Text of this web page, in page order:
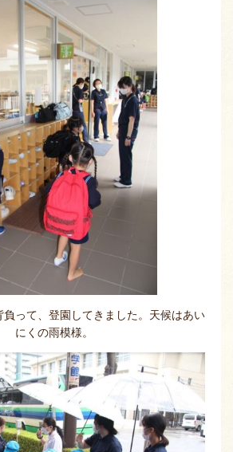
って、登園してきました。天候はあい
にくの雨模様。